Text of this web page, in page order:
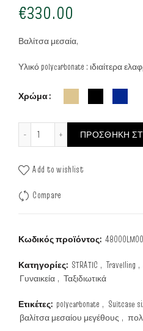
€330.00
Βαλίτσα μεσαία,
Υλικό polycarbonate : ιδιαίτερα
Χρώμα
ΠΡΟΣΘΉΚΗ
Add to wishlist
Compare
Κωδικός προϊόντος:
Κατηγορίες: STRATIC , Travelling ,
Γυναικεία , Ταξιδιωτικά
Ετικέτες: polycarbonate , Suitcase
βαλίτσα μεσαίου μεγέθους ,